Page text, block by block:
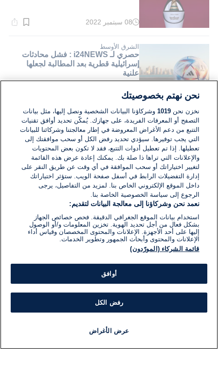
وقت
دقيقة.
08 سبتمبر 2022
الشرق الأوسط
حصري لـ i24NEWS : فشل محادثات
إسرائيلية قطرية بعد المطالبة لجعلها
علنية
وقت
القراءة:
1}
دقيقة.
31 أغسطس 2022
نحن نهتم بخصوصيتك
نخزن نحن1019 وشركاؤنا البيانات الشخصية ونصل إليها، مثل بيانات
التصفح أو المعرفات الفريدة، على جهازك. يُمكّن تحديد أوافق تقنيات
التتبع من دعم الأغراض المعروضة في إطار معالجتنا وشركائنا للبيانات
التي يجب توفيرها. سيؤدي تحديد رفض الكل أو سحب موافقتك إلى
تعطيلها. إذا تم تعطيل أدوات التتبع، فقد لا تكون بعض المحتويات
والإعلانات التي تراها ذا صلة بك. يمكنك إعادة عرض هذه القائمة
لتغيير اختياراتك أو سحب الموافقة في أي وقت عن طريق النقر على
إدارة التفضيلات الرابط في أسفل صفحة الويب. ستؤثر اختياراتك
داخل الموقع الإلكتروني الخاص بنا. لمزيد من التفاصيل، يرجى
الرجوع إلى سياسة الخصوصية الخاصة بنا.
نعمد نحن وشركاؤنا إلى معالجة البيانات لتقديم:
استخدام بيانات الموقع الجغرافي الدقيقة. فحص خصائص الجهاز
بشكل فعال من أجل تحديد الهوية. تخزين المعلومات و/أو الوصول
إليها على أحد الأجهزة. الإعلانات والمحتوى المخصصان وقياس أداء
الإعلانات والمحتوى وأبحاث الجمهور وتطوير الخدمات.
قائمة الشركاء (المورّدون)
أوافق
رفض الكل
عرض الأغراض